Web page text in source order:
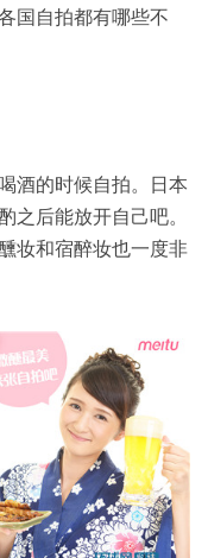
国自拍都有哪些不
酒的时候自拍。日本
之后能放开自己吧。
妆和宿醉妆也一度非